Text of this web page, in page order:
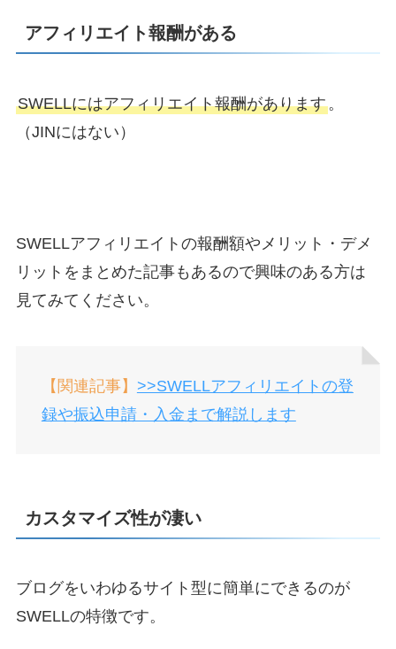
アフィリエイト報酬がある
SWELLにはアフィリエイト報酬があります。
（JINにはない）
SWELLアフィリエイトの報酬額やメリット・デメ
リットをまとめた記事もあるので興味のある方は
見てみてください。
【関連記事】 >>SWELLアフィリエイトの登
録や振込申請・入金まで解説します
カスタマイズ性が凄い
ブログをいわゆるサイト型に簡単にできるのが
SWELLの特徴です。